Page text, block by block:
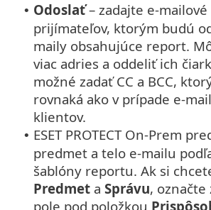
• Odoslať– zadajte e-mailové
prijímateľov, ktorým budú
maily obsahujúce report.
viac adries a oddeliť ich
možné zadať CC a BCC,
rovnaká ako v prípade e-
klientov.
• ESET PROTECT On-Prem
predmet a telo e-mailu
šablóny reportu. Ak si
Predmet a Správu, označte
pole pod položkou